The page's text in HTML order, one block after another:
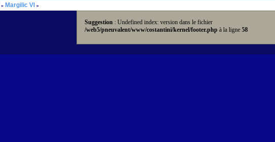
» Margilic VI »
Suggestion : Undefined index: version dans le fichier
/web5/pneuvalent/www/costantini/kernel/footer.php à la ligne 58